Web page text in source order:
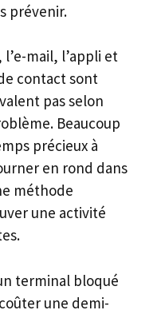
prévenir.
mail, l’appli et
contact sont
pas selon
Beaucoup
précieux à
en rond dans
méthode
une activité
terminal bloqué
une demi-